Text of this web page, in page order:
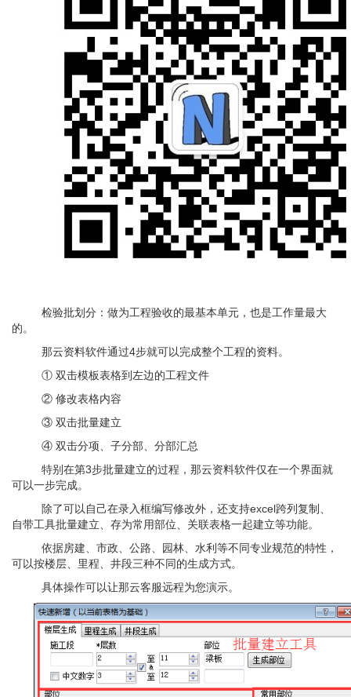
检验批划分：做为工程验收的最基本单元， 也是工作量最大
的。
那云资料软件通过4步就可以完成整个工程的资料。
① 双击模板表格到左边的工程文件
② 修改表格内容
③ 双击批量建立
④ 双击分项、子分部、分部汇总
特别在第3步批量建立的过程，那云资料软件仅在一个界面就
可以一步完成。
除了可以自己在录入框编写修改外，还支持excel跨列复制、
自带工具批量建立、存为常用部位、关联表格一起建立等功能。
依据房建、市政、公路、园林、水利等不同专业规范的特性，
可以按楼层、里程、井段三种不同的生成方式。
具体操作可以让那云客服远程为您演示。